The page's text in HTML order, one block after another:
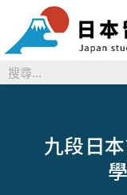
九段日